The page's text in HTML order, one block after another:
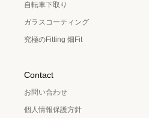
自転車下取り
ガラスコーティング
究極のFitting 畑Fit
Contact
お問い合わせ
個人情報保護方針